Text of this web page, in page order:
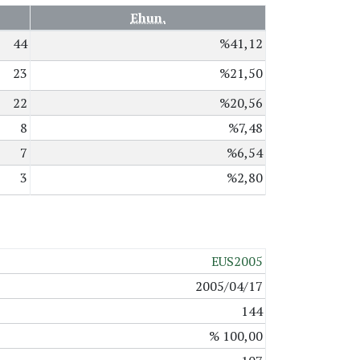
Ehun.
44
%41,12
23
%21,50
22
%20,56
8
%7,48
7
%6,54
3 %2,80
EUS2005
2005/04/17
144
% 100,00